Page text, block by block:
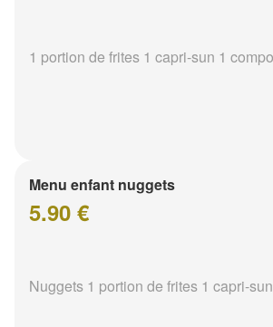
1 portion de frites 1 capri-sun 1
Menu enfant nuggets
5.90 €
Nuggets 1 portion de frites 1 capri-